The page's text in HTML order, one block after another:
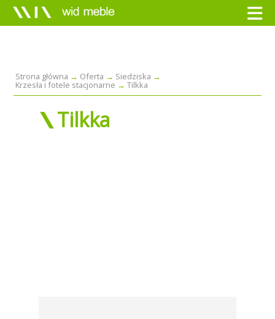
Strona główna Oferta Siedziska
Krzesła i fotele stacjonarne Tilkka
Tilkka